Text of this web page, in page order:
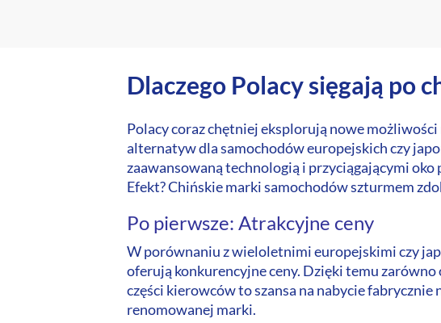
Dlaczego Polacy sięgają po
Polacy coraz chętniej eksplorują nowe
alternatyw dla samochodów europejskich czy
zaawansowaną technologią i przyciągającymi
Efekt? Chińskie marki samochodów szturmem
Po pierwsze: Atrakcyjne ceny
W porównaniu z wieloletnimi europejskimi czy
oferują konkurencyjne ceny. Dzięki temu
części kierowców to szansa na nabycie
renomowanej marki.